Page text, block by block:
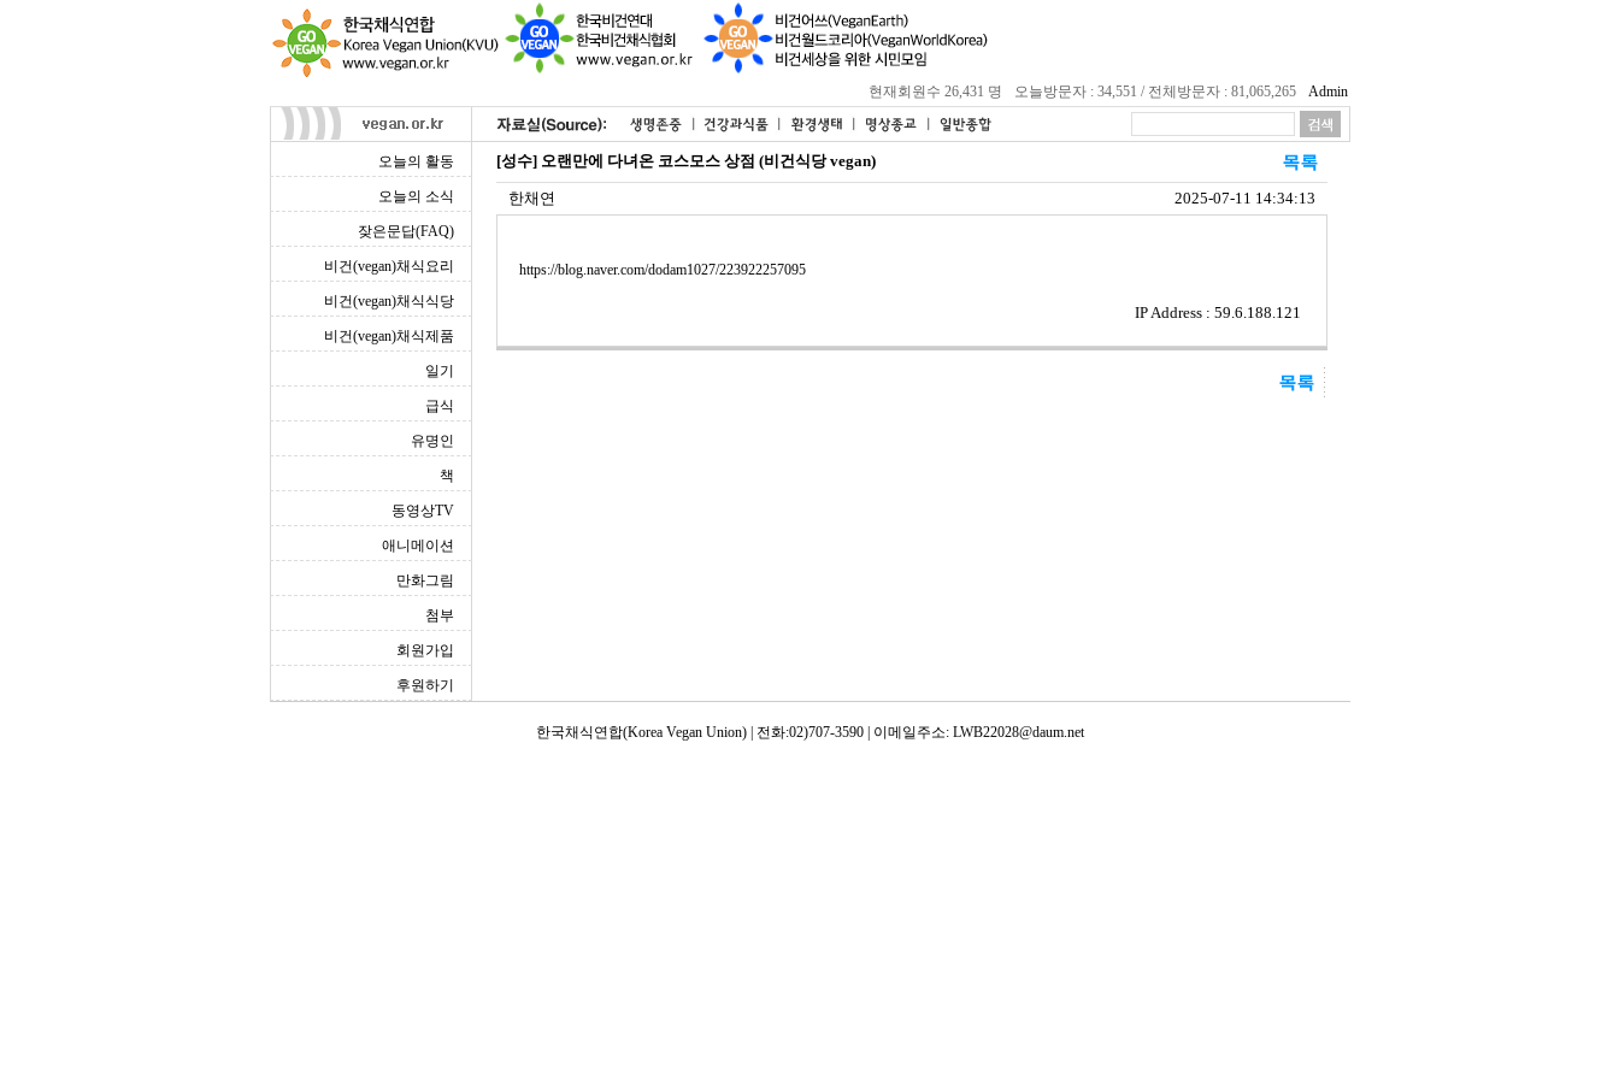
현재회원수 26,431 명 오늘방문자 : 34,551 / 전체방문자 : 81,065,265 Admin
오늘의 활동
오늘의 소식
잦은문답(FAQ)
비건(vegan)채식요리
비건(vegan)채식식당
비건(vegan)채식제품
일기
급식
유명인
책
동영상TV
애니메이션
만화그림
첨부
회원가입
후원하기
[성수] 오랜만에 다녀온 코스모스 상점 (비건식당 vegan)
한채연 2025-07-11 14:34:13
https://blog.naver.com/dodam1027/223922257095
IP Address : 59.6.188.121
한국채식연합(Korea Vegan Union) | 전화:02)707-3590 | 이메일주소: LWB22028@daum.net